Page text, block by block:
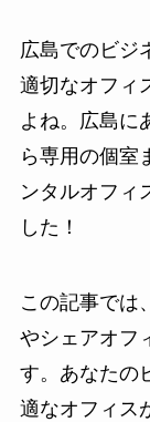
広島でのビジ
適切なオフィ
よね。広島に
ら専用の個室
ンタルオフィ
した！
この記事では
やシェアオフ
す。あなたの
適なオフィス